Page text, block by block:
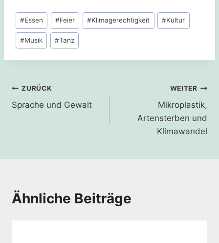
Schlagworte:
#Essen #Feier #Klimagerechtigkeit #Kultur
#Musik #Tanz
Beitragsnavigation
ZURÜCK
Sprache und Gewalt
WEITER
Mikroplastik,
Artensterben und
Klimawandel
Ähnliche Beiträge